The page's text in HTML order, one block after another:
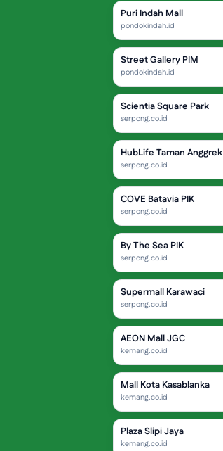
Puri Indah Mall
pondokindah.id
Street Gallery PIM
pondokindah.id
Scientia Square Park
serpong.co.id
HubLife Taman Anggrek
serpong.co.id
COVE Batavia PIK
serpong.co.id
By The Sea PIK
serpong.co.id
Supermall Karawaci
serpong.co.id
AEON Mall JGC
kemang.co.id
Mall Kota Kasablanka
kemang.co.id
Plaza Slipi Jaya
kemang.co.id